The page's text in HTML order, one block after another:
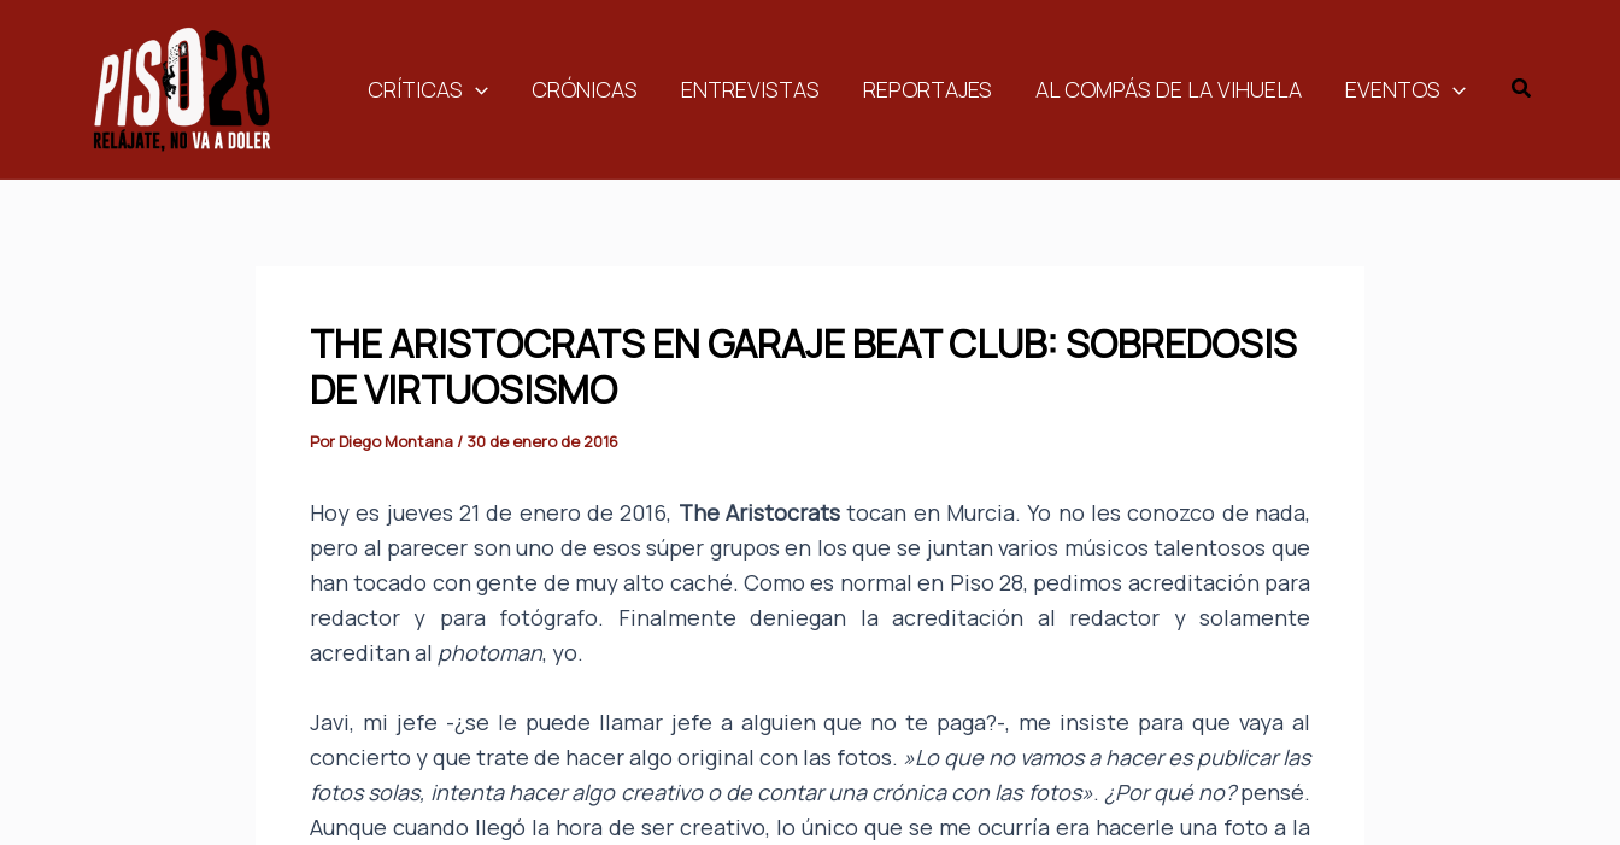
contenido
CRÍTICAS CRÓNICAS ENTREVISTAS REPORTAJES AL COMPÁS DE LA VIHUELA EVENTOS Buscar
THE ARISTOCRATS EN GARAJE BEAT CLUB: SOBREDOSIS
DE VIRTUOSISMO
Por Diego Montana/ 30 de enero de 2016
Hoy es jueves 21 de enero de 2016, The Aristocrats tocan en Murcia. Yo no les conozco de nada,
pero al parecer son uno de esos súper grupos en los que se juntan varios músicos talentosos que
han tocado con gente de muy alto caché. Como es normal en Piso 28, pedimos acreditación para
redactor y para fotógrafo. Finalmente deniegan la acreditación al redactor y solamente
acreditan al photoman, yo.
Javi, mi jefe -¿se le puede llamar jefe a alguien que no te paga?-, me insiste para que vaya al
concierto y que trate de hacer algo original con las fotos. »Lo que no vamos a hacer es publicar las
fotos solas, intenta hacer algo creativo o de contar una crónica con las fotos». ¿Por qué no?pensé.
Aunque cuando llegó la hora de ser creativo, lo único que se me ocurría era hacerle una foto a la